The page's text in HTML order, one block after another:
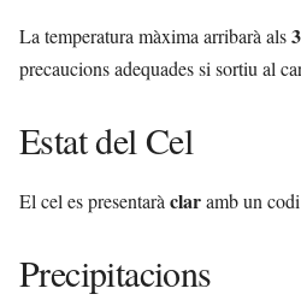
La temperatura màxima arribarà als
precaucions adequades si sortiu al
Estat del Cel
El cel es presentarà claramb un
Precipitacions